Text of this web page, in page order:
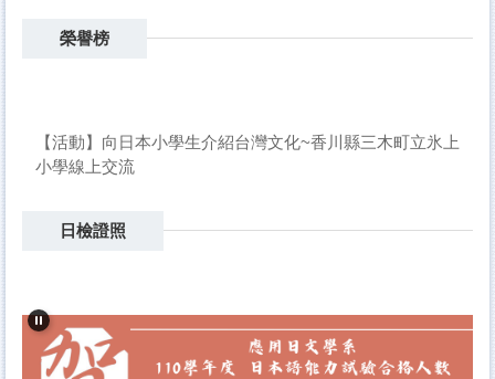
榮譽榜
【活動】向日本小學生介紹台灣文化~香川縣三木町立氷上
小學線上交流
日檢證照